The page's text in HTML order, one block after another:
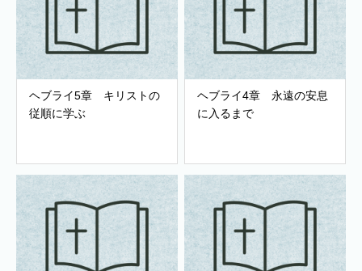
ヘブライ5章 キリストの
従順に学ぶ
ヘブライ4章 永遠の安息
に入るまで